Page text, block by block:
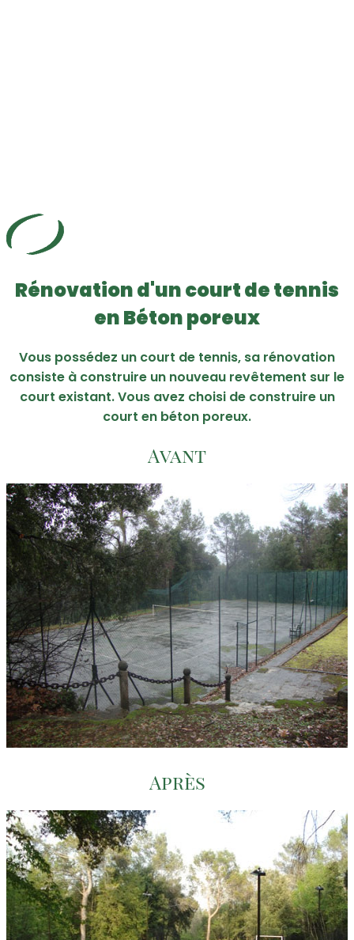
Rénovation d'un court de tennis
en Béton poreux
Vous possédez un court de tennis, sa rénovation
consiste à construire un nouveau revêtement sur le
court existant. Vous avez choisi de construire un
court en béton poreux.
Avant
Après